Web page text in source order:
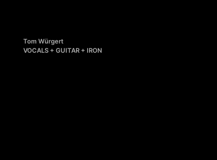
Tom Würgert
VOCALS + GUITAR + IRON